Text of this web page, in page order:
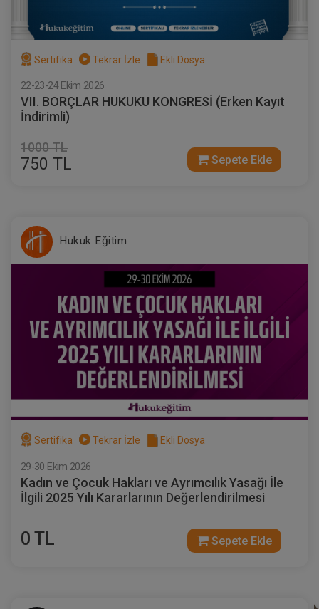
Sertifika Tekrar İzle Ekli Dosya
22-23-24 Ekim 2026
VII. BORÇLAR HUKUKU KONGRESİ (Erken Kayıt
İndirimli)
1000 TL
750 TL Sepete Ekle
Hukuk Eğitim
Sertifika Tekrar İzle Ekli Dosya
29-30 Ekim 2026
Kadın ve Çocuk Hakları ve Ayrımcılık Yasağı İle
İlgili 2025 Yılı Kararlarının Değerlendirilmesi
0 TL Sepete Ekle